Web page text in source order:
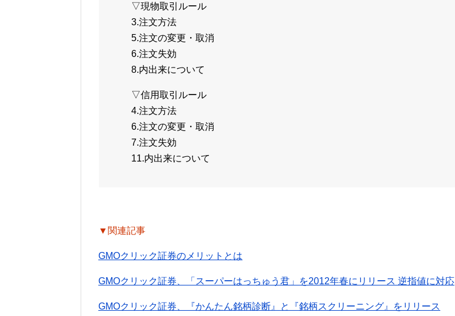
▽現物取引ルール
3.注文方法
5.注文の変更・取消
6.注文失効
8.内出来について
▽信用取引ルール
4.注文方法
6.注文の変更・取消
7.注文失効
11.内出来について
▼関連記事
GMOクリック証券のメリットとは
GMOクリック証券、「スーパーはっちゅう君」を2012年春にリリース 逆指値に対応
GMOクリック証券、『かんたん銘柄診断』と『銘柄スクリーニング』をリリース